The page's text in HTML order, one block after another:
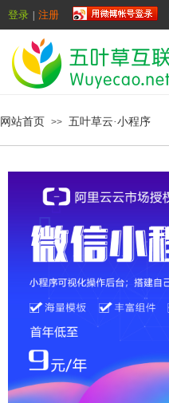
登录 注册
网站首页 >> 五叶草云·小程序